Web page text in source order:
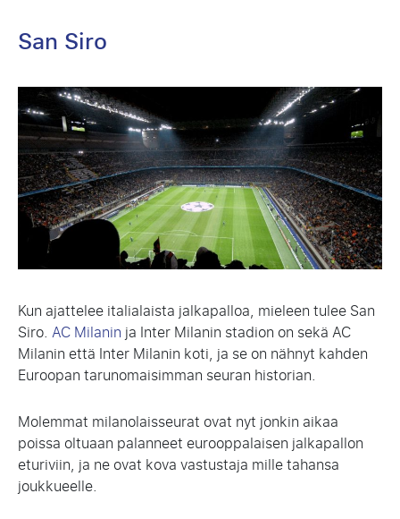
San Siro
Kun ajattelee italialaista jalkapalloa, mieleen tulee San
Siro. AC Milaninja Inter Milanin stadion on sekä AC
Milanin että Inter Milanin koti, ja se on nähnyt kahden
Euroopan tarunomaisimman seuran historian.
Molemmat milanolaisseurat ovat nyt jonkin aikaa
poissa oltuaan palanneet eurooppalaisen jalkapallon
eturiviin, ja ne ovat kova vastustaja mille tahansa
joukkueelle.